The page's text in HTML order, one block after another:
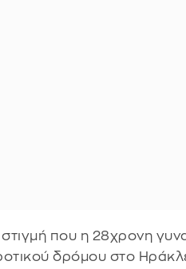
που η 28χρονη
δρόμου στο